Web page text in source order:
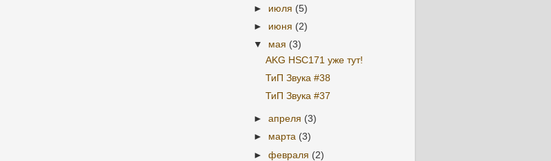
► июля (5)
► июня (2)
▼ мая (3)
AKG HSC171 уже тут!
ТиП Звука #38
ТиП Звука #37
►апреля (3)
► марта (3)
►февраля (2)